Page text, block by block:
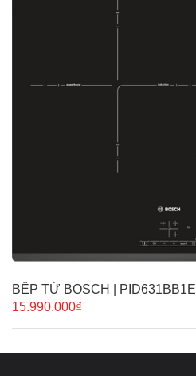
BẾP TỪ BOSCH | PID631BB1E
15.990.000₫